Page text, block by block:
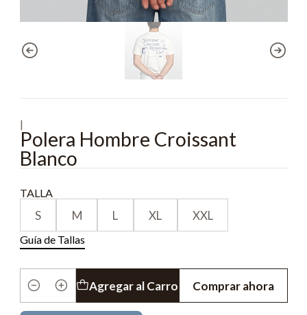
|
Polera Hombre Croissant
Blanco
TALLA
S M L XL XXL
Guía de Tallas
Cantidad
Agregar al Carro Comprar ahora